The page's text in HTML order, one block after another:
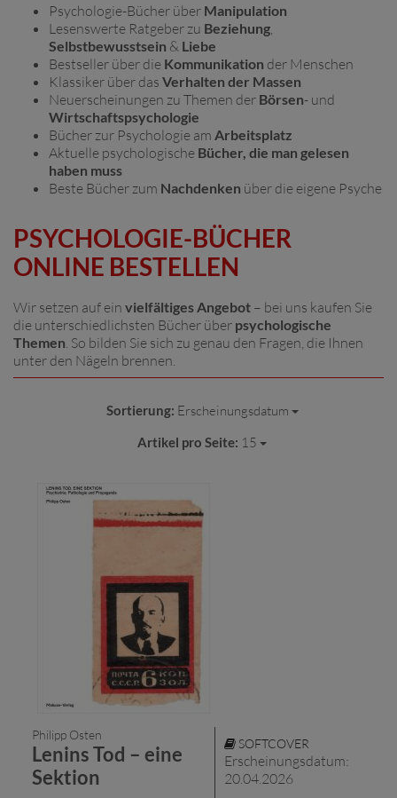
Psychologie-Bücher über Manipulation
Lesenswerte Ratgeber zu Beziehung
Selbstbewusstsein & Liebe
Bestseller über die Kommunikation der Menschen
Klassiker über das Verhalten der Massen
Neuerscheinungen zu Themen der Börsen- und
Wirtschaftspsychologie
Bücher zur Psychologie am Arbeitsplatz
Aktuelle psychologische Bücher, die man gelesen
haben muss
Beste Bücher zum Nachdenken über die eigene Psyche
PSYCHOLOGIE-BÜCHER
ONLINE BESTELLEN
Wir setzen auf ein vielfältiges Angebot – bei uns kaufen Sie
die unterschiedlichsten Bücher über psychologische
Themen . So bilden Sie sich zu genau den Fragen, die Ihnen
unter den Nägeln brennen.
Sortierung: Erscheinungsdatum
Artikel pro Seite: 15
Philipp Osten
Lenins Tod – eine
Sektion
SOFTCOVER
Erscheinungsdatum:
20.04.2026